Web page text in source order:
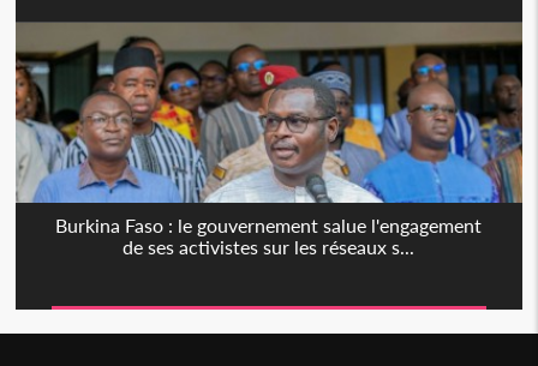
Burkina Faso : le gouvernement salue l'engagement
de ses activistes sur les réseaux s...